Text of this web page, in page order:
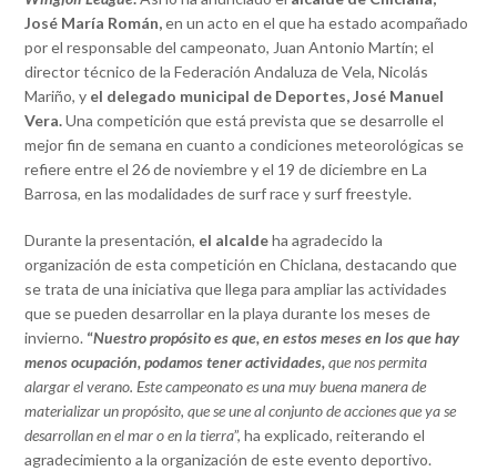
José María Román,en un acto en el que ha estado acompañado
por el responsable del campeonato, Juan Antonio Martín; el
director técnico de la Federación Andaluza de Vela, Nicolás
Mariño, y el delegado municipal de Deportes, José Manuel
Vera.Una competición que está prevista que se desarrolle el
mejor fin de semana en cuanto a condiciones meteorológicas se
refiere entre el 26 de noviembre y el 19 de diciembre en La
Barrosa, en las modalidades de surf race y surf freestyle.
Durante la presentación, el alcaldeha agradecido la
organización de esta competición en Chiclana, destacando que
se trata de una iniciativa que llega para ampliar las actividades
que se pueden desarrollar en la playa durante los meses de
invierno. “Nuestro propósito es que, en estos meses en los que hay
menos ocupación, podamos tener actividades, que nos permita
alargar el verano. Este campeonato es una muy buena manera de
materializar un propósito, que se une al conjunto de acciones que ya se
desarrollan en el mar o en la tierra”, ha explicado, reiterando el
agradecimiento a la organización de este evento deportivo.